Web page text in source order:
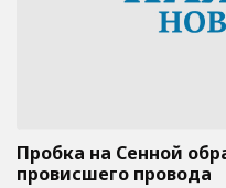
Пробка на Сенной
провисшего провода